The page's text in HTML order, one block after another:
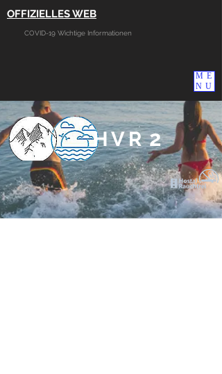
HVR 2
OFFIZIELLES WEB
COVID-19 Wichtige Informationen
ME
NU